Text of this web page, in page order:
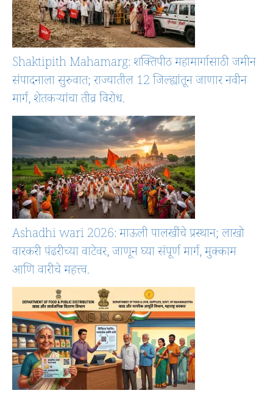
Shaktipith Mahamarg: शक्तिपीठ महामार्गासाठी जमीन
संपादनाला सुरुवात; राज्यातील 12 जिल्ह्यांतून जाणार नवीन
मार्ग, शेतकऱ्यांचा तीव्र विरोध.
Ashadhi wari 2026: माऊली पालखींचे प्रस्थान; लाखो
वारकरी पंढरीच्या वाटेवर, जाणून घ्या संपूर्ण मार्ग, मुक्काम
आणि वारीचे महत्त्व.